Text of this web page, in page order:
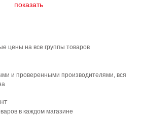
цены на все группы товаров
и проверенными производителями, вся
в каждом магазине